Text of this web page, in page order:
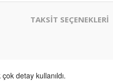
TAKSİT SEÇENEKLERİ
detay kullanıldı.